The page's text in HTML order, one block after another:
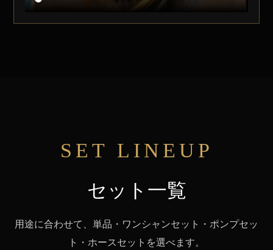
SET LINEUP
セット一覧
用途に合わせて、単品・ワンシャンセット・ポンプセッ
ト・ホースセットを選べます。